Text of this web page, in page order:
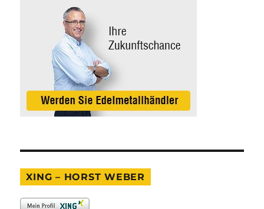
XING – HORST WEBER